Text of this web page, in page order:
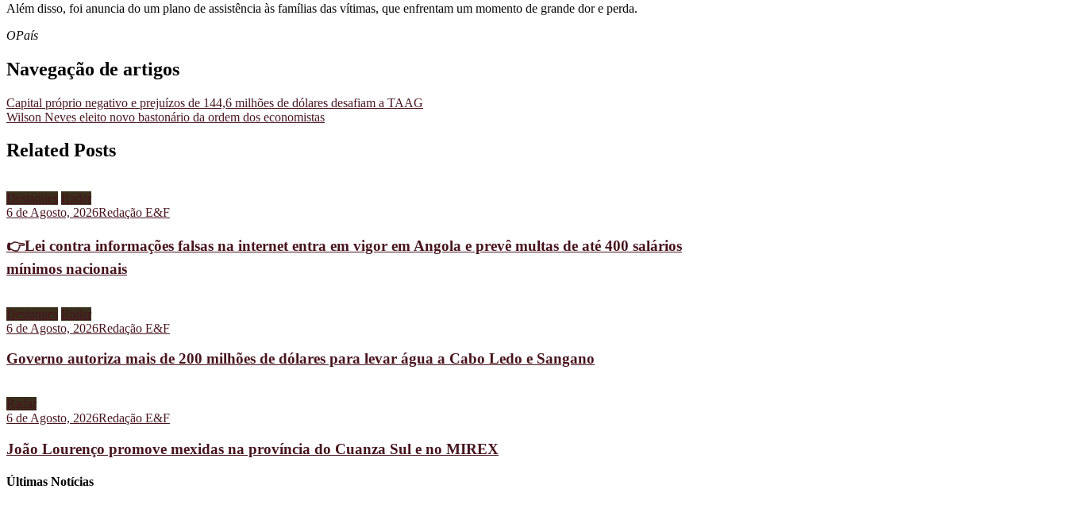
Além disso, foi anuncia do um plano de assistência às famílias das vítimas, que enfrentam um momento de grande dor e perda.
OPaís
Navegação de artigos
Capital próprio negativo e prejuízos de 144,6 milhões de dólares desafiam a TAAG
Wilson Neves eleito novo bastonário da ordem dos economistas
Related Posts
Destaques Radar
6 de Agosto, 2026Redação E&F
👉Lei contra informações falsas na internet entra em vigor em Angola e prevê multas de até 400 salários
mínimos nacionais
Destaques Radar
6 de Agosto, 2026Redação E&F
Governo autoriza mais de 200 milhões de dólares para levar água a Cabo Ledo e Sangano
Radar
6 de Agosto, 2026Redação E&F
João Lourenço promove mexidas na província do Cuanza Sul e no MIREX
Últimas Notícias